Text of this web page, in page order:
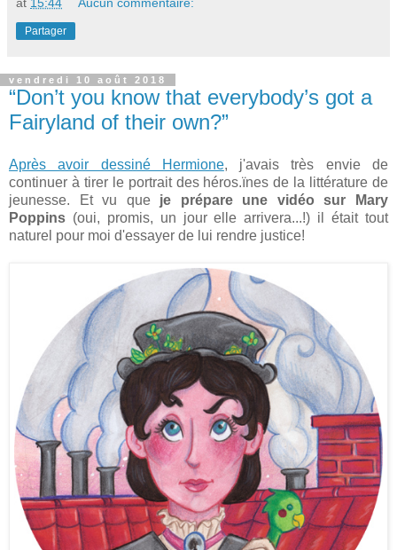
Partager
vendredi 10 août 2018
“Don’t you know that everybody’s got a
Fairyland of their own?”
Après avoir dessiné Hermione, j'avais très envie de
continuer à tirer le portrait des héros.ïnes de la littérature de
jeunesse. Et vu que je prépare une vidéo sur Mary
Poppins (oui, promis, un jour elle arrivera...!) il était tout
naturel pour moi d'essayer de lui rendre justice!